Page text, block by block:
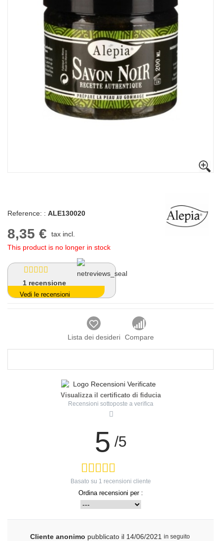
Reference: : ALE130020
8,35 €
tax incl.
This product is no longer in stock
1 recensione
Vedi le recensioni
Lista dei desideri Compare
Visualizza il certificato di fiducia
Recensioni sottoposte a verifica
5 /5
Basato su 1 recensioni cliente
Ordina recensioni per :
Cliente anonimo pubblicato il 14/06/2021 in seguito